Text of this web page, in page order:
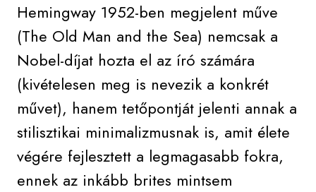
Hemingway 1952-ben megjelent műve
(The Old Man and the Sea) nemcsak a
Nobel-díjat hozta el az író számára
(kivételesen meg is nevezik a konkrét
művet), hanem tetőpontját jelenti annak a
stilisztikai minimalizmusnak is, amit élete
végére fejlesztett a legmagasabb fokra,
ennek az inkább brites mintsem